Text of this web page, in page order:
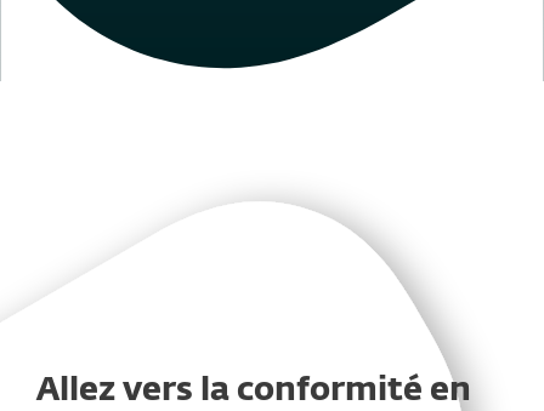
Allez vers la conformité en